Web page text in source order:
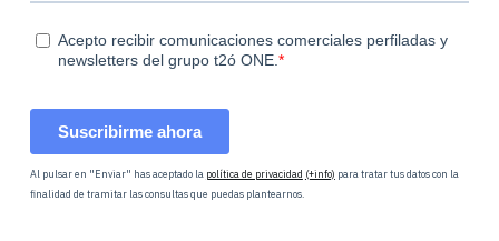
Al pulsar en "Enviar" has aceptado la política de privacidad (+info) para tratar tus datos con la
finalidad de tramitar las consultas que puedas plantearnos.